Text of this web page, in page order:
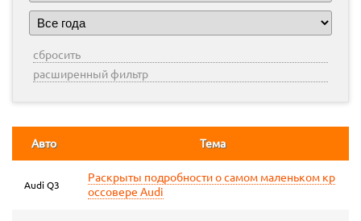
сбросить
расширенный фильтр
Авто Тема
Audi Q3
Раскрыты подробности о самом маленьком кр
оссовере Audi